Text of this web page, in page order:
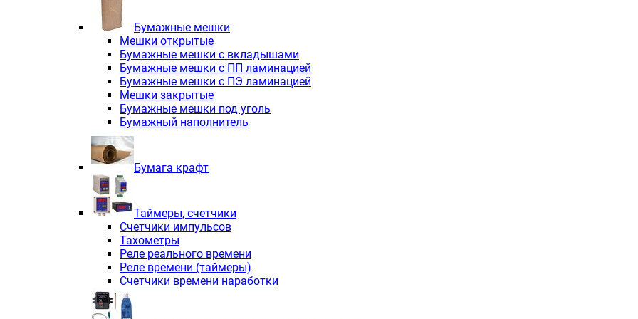
Электродвигатели асинхронные трёхфазные с тормозом INNOVARI
Электродвигатели асинхронные трёхфазные взрывозащищенные INNOVARI
Трехфазные асинхронные электродвигатели INNORED
Независимая вентиляция INNORED
Взрывозащищенная независимая вентиляция INNOVARI
Одноступенчатые цилиндрические редукторы INNORED
Экономичные червячные редукторы INNORED в квадратном корпусе
Компактные мотор-редукторы INNORED
Компактные мотор-редукторы INNORED MC
Вибраторы INNORED
Вариаторы INNORED
Бумажные мешки
Мешки открытые
Бумажные мешки с вкладышами
Бумажные мешки с ПП ламинацией
Бумажные мешки с ПЭ ламинацией
Мешки закрытые
Бумажные мешки под уголь
Бумажный наполнитель
Бумага крафт
Таймеры, счетчики
Счетчики импульсов
Тахометры
Реле реального времени
Реле времени (таймеры)
Счетчики времени наработки